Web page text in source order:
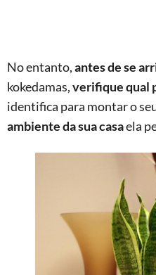
No entanto,antes de se
kokedamas,verifique qual
identifica para montar o
ambiente da sua casaela